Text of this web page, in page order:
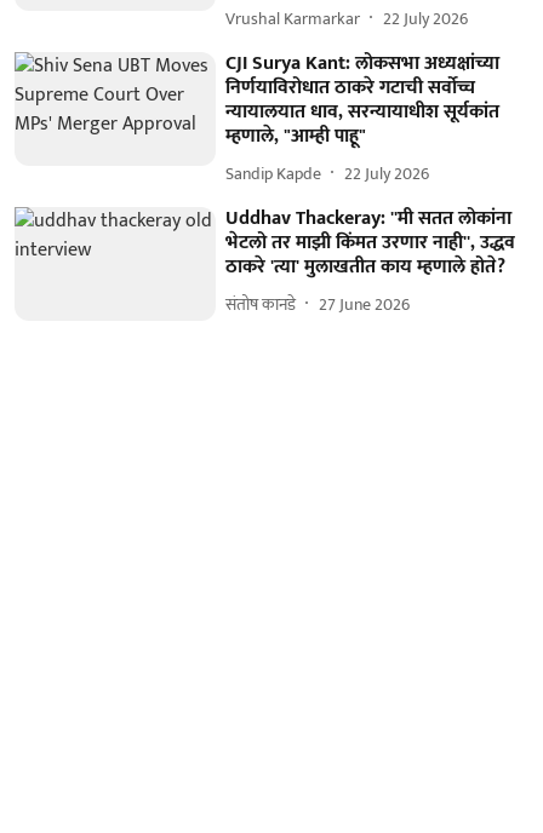
Vrushal Karmarkar 22 July 2026
CJI Surya Kant: लोकसभा अध्यक्षांच्या
निर्णयाविरोधात ठाकरे गटाची सर्वोच्च
न्यायालयात धाव, सरन्यायाधीश सूर्यकांत
म्हणाले, "आम्ही पाहू"
Sandip Kapde 22 July 2026
Uddhav Thackeray: ''मी सतत लोकांना
भेटलो तर माझी किंमत उरणार नाही'', उद्धव
ठाकरे 'त्या' मुलाखतीत काय म्हणाले होते?
संतोष कानडे 27 June 2026